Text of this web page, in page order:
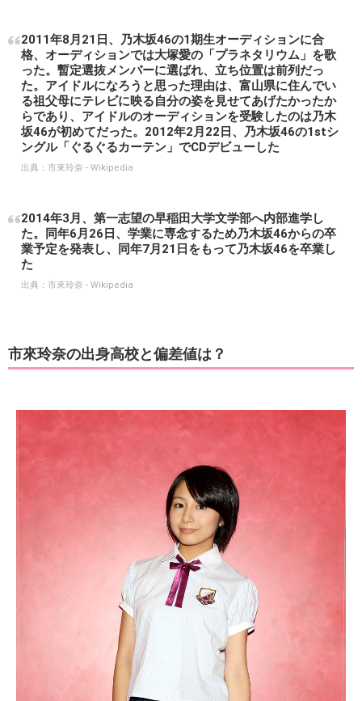
2011年8月21日、乃木坂46の1期生オーディションに合
格、オーディションでは大塚愛の「プラネタリウム」を歌
った。暫定選抜メンバーに選ばれ、立ち位置は前列だっ
た。アイドルになろうと思った理由は、富山県に住んでい
る祖父母にテレビに映る自分の姿を見せてあげたかったか
らであり、アイドルのオーディションを受験したのは乃木
坂46が初めてだった。2012年2月22日、乃木坂46の1stシ
ングル「ぐるぐるカーテン」でCDデビューした
出典： 市來玲奈 - Wikipedia
2014年3月、第一志望の早稲田大学文学部へ内部進学し
た。同年6月26日、学業に専念するため乃木坂46からの卒
業予定を発表し、同年7月21日をもって乃木坂46を卒業し
た
出典： 市來玲奈 - Wikipedia
市來玲奈の出身高校と偏差値は？